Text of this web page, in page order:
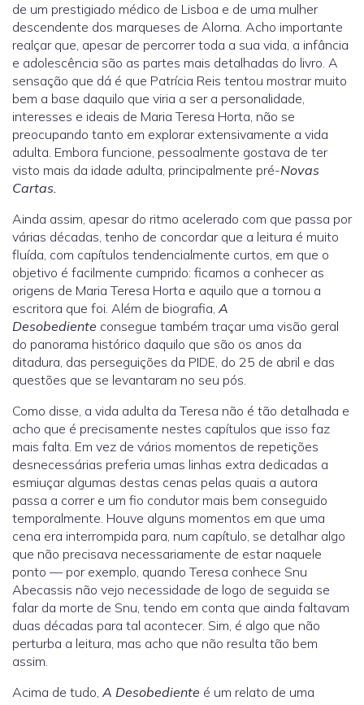
de um prestigiado médico de Lisboa e de uma mulher
descendente dos marqueses de Alorna. Acho importante
realçar que, apesar de percorrer toda a sua vida, a infância
e adolescência são as partes mais detalhadas do livro. A
sensação que dá é que Patrícia Reis tentou mostrar muito
bem a base daquilo que viria a ser a personalidade,
interesses e ideais de Maria Teresa Horta, não se
preocupando tanto em explorar extensivamente a vida
adulta. Embora funcione, pessoalmente gostava de ter
visto mais da idade adulta, principalmente pré-Novas
Cartas.
Ainda assim, apesar do ritmo acelerado com que passa por
várias décadas, tenho de concordar que a leitura é muito
fluída, com capítulos tendencialmente curtos, em que o
objetivo é facilmente cumprido: ficamos a conhecer as
origens de Maria Teresa Horta e aquilo que a tornou a
escritora que foi. Além de biografia, A
Desobediente consegue também traçar uma visão geral
do panorama histórico daquilo que são os anos da
ditadura, das perseguições da PIDE, do 25 de abril e das
questões que se levantaram no seu pós.
Como disse, a vida adulta da Teresa não é tão detalhada e
acho que é precisamente nestes capítulos que isso faz
mais falta. Em vez de vários momentos de repetições
desnecessárias preferia umas linhas extra dedicadas a
esmiuçar algumas destas cenas pelas quais a autora
passa a correr e um fio condutor mais bem conseguido
temporalmente. Houve alguns momentos em que uma
cena era interrompida para, num capítulo, se detalhar algo
que não precisava necessariamente de estar naquele
ponto — por exemplo, quando Teresa conhece Snu
Abecassis não vejo necessidade de logo de seguida se
falar da morte de Snu, tendo em conta que ainda faltavam
duas décadas para tal acontecer. Sim, é algo que não
perturba a leitura, mas acho que não resulta tão bem
assim.
Acima de tudo, A Desobediente é um relato de uma